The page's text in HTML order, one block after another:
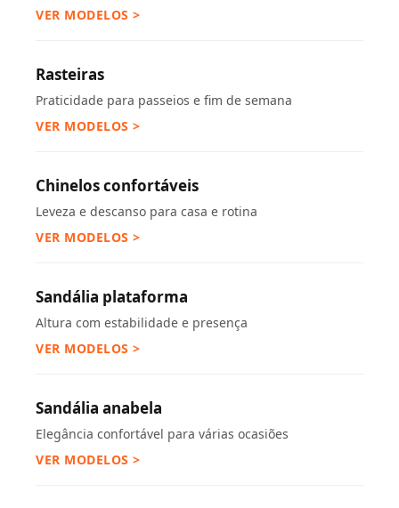
VER MODELOS >
Rasteiras
Praticidade para passeios e fim de semana
VER MODELOS >
Chinelos confortáveis
Leveza e descanso para casa e rotina
VER MODELOS >
Sandália plataforma
Altura com estabilidade e presença
VER MODELOS >
Sandália anabela
Elegância confortável para várias ocasiões
VER MODELOS >